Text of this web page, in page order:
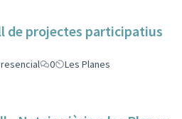
de projectes participatius
0
Les Planes